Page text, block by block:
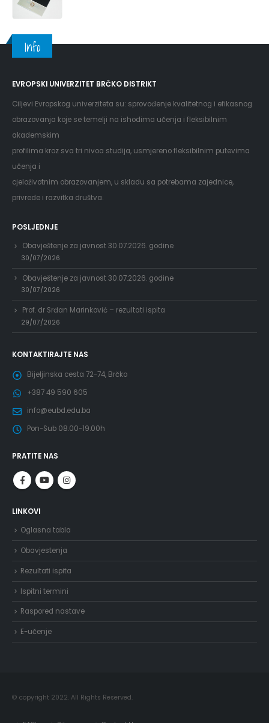
Info
EVROPSKI UNIVERZITET BRČKO DISTRIKT
Ciljevi Evropskog univerziteta su: sprovođenje kvalitetnog i efikasnog
obrazovanja koje se temelji na ishodima učenja i fleksibilnim
akademskim
profilima kroz sva tri nivoa studija, usmjereno fleksibilnim putevima
učenja i
cjeloživotnim obrazovanjem, u skladu sa potrebama zajednice,
privrede i razvitka društva.
POSLJEDNJE
Obavještenje za javnost 30.07.2026. godine
30/07/2026
Obavještenje za javnost 30.07.2026. godine
30/07/2026
Prof. dr Srđan Marinković – rezultati ispita
29/07/2026
KONTAKTIRAJTE NAS
Bijeljinska cesta 72-74, Brčko
+387 49 590 605
info@eubd.edu.ba
Pon-Sub 08.00-19.00h
PRATITE NAS
LINKOVI
Oglasna tabla
Obavjestenja
Rezultati ispita
Ispitni termini
Raspored nastave
E-učenje
© copyright 2022. All Rights Reserved.